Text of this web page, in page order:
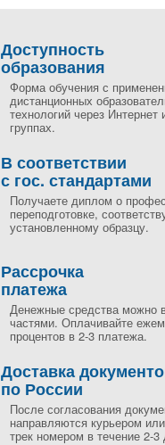
Доступность
образования
Форма обучения с
дистанционных
технологий через Интернет
группах.
В соответствии
с гос. стандартами
Получаете диплом о
переподготовке,
установленному образцу.
Рассрочка
платежа
Денежные средства можно
частями. Оплачивайте
процентов в 2-3 платежа.
Доставка
по России
После согласования
направляются курьером
трек номером в течение 2-3